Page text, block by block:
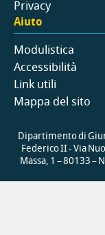
Privacy
Aiuto
Modulistica
Accessibilità
Link utili
Mappa del sito
Dipartimento di
Federico II - Via
Massa, 1 – 80133 –